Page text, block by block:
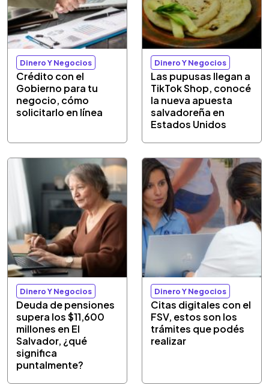
Dinero Y Negocios
Crédito con el
Gobierno para tu
negocio, cómo
solicitarlo en línea
Dinero Y Negocios
Las pupusas llegan a
TikTok Shop, conocé
la nueva apuesta
salvadoreña en
Estados Unidos
Dinero Y Negocios
Deuda de pensiones
supera los $11,600
millones en El
Salvador, ¿qué
significa
puntalmente?
Dinero Y Negocios
Citas digitales con el
FSV, estos son los
trámites que podés
realizar